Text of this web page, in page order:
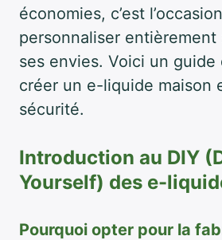
économies, c’est
personnaliser entièrement
ses envies. Voici un
créer un e-liquide maison
sécurité.
Introduction au DIY
Yourself) des e-
Pourquoi opter pour la